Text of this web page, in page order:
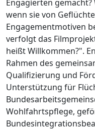
Engagierten
wenn sie von
Engagementmotiven
verfolgt das
heißt Willkommen?".
Rahmen des
Qualifizierung und
Unterstützung für
Wohlfahrtspflege,